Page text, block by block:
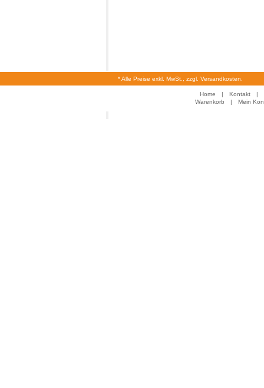
* Alle Preise exkl. MwSt., zzgl. Versandkosten.
Home | Kontakt
|
Warenkorb
| Mein